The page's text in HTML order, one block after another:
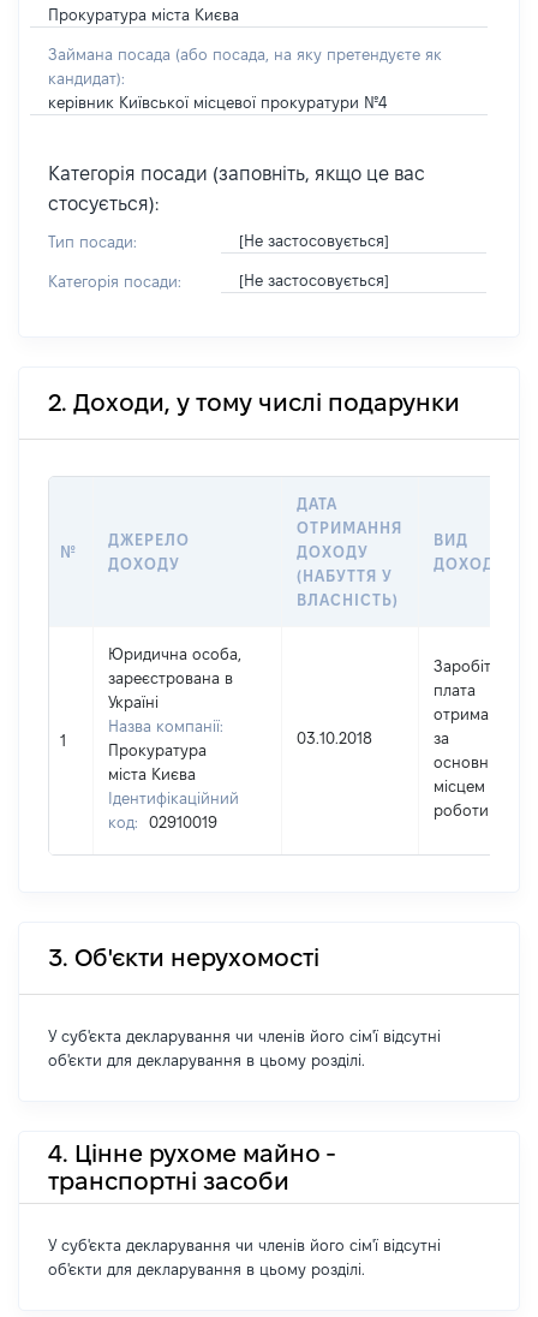
Прокуратура міста Києва
Займана посада (або посада, на яку претендуєте як
кандидат):
керівник Київської місцевої прокуратури №4
Категорія посади (заповніть, якщо це вас
стосується):
Тип посади: [Не застосовується]
Категорія посади: [Не застосовується]
2. Доходи, у тому числі подарунки
№
ДЖЕРЕЛО
ДОХОДУ
ДАТА
ОТРИМАННЯ
ДОХОДУ
(НАБУТТЯ У
ВЛАСНІСТЬ)
ВИД
ДОХОДУ
1
Юридична особа,
зареєстрована в
Україні
Назва компанії:
Прокуратура
міста Києва
Ідентифікаційний
код:
02910019
03.10.2018
Заробітна
плата
отримана
за
основним
місцем
роботи
3. Об'єкти нерухомості
У суб'єкта декларування чи членів його сім'ї відсутні
об'єкти для декларування в цьому розділі.
4. Цінне рухоме майно -
транспортні засоби
У суб'єкта декларування чи членів його сім'ї відсутні
об'єкти для декларування в цьому розділі.